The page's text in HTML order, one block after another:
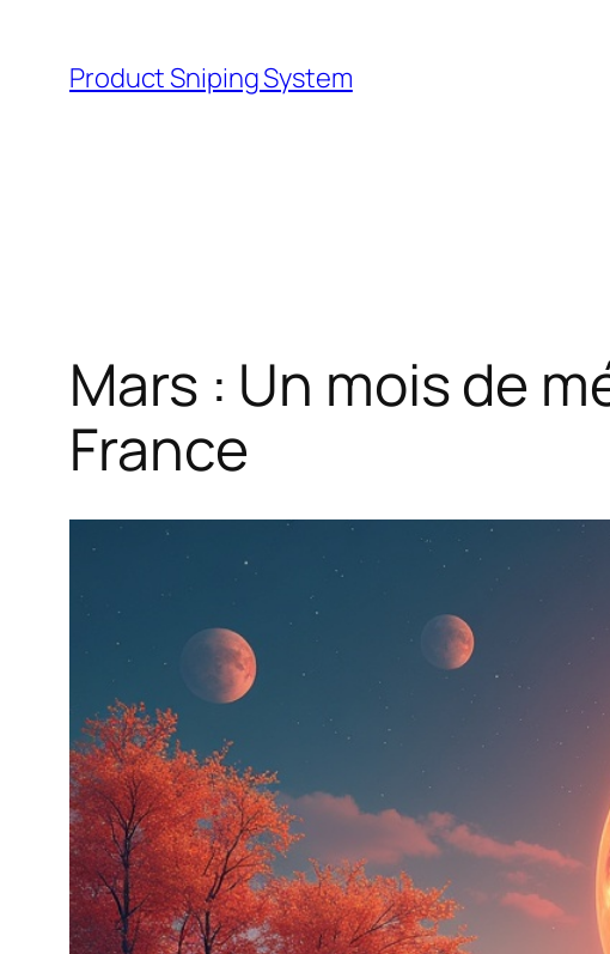
content
Product Sniping System
Mars : Un mois de
France